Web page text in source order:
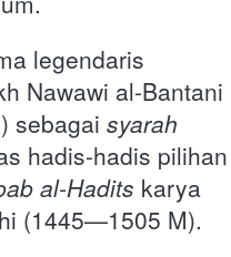
legendaris
Nawawi al-Bantani
sebagai syarah
hadis-hadis pilihan
al-Hadits karya
(1445—1505 M).